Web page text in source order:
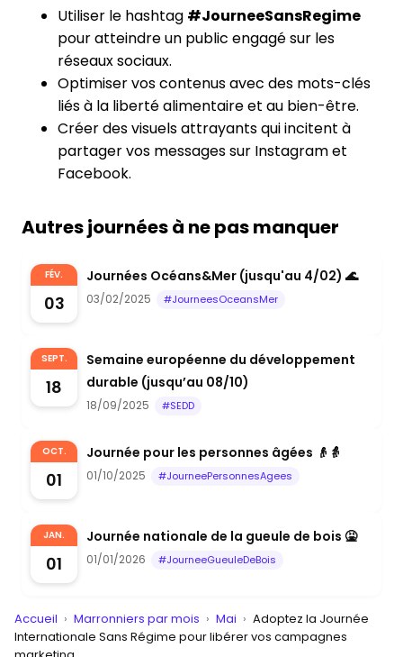
Utiliser le hashtag #JourneeSansRegime
pour atteindre un public engagé sur les
réseaux sociaux.
Optimiser vos contenus avec des mots-clés
liés à la liberté alimentaire et au bien-être.
Créer des visuels attrayants qui incitent à
partager vos messages sur Instagram et
Facebook.
Autres journées à ne pas manquer
FÉV.
03
Journées Océans&Mer (jusqu'au 4/02) 🌊
03/02/2025 #JourneesOceansMer
SEPT.
18
Semaine européenne du développement
durable (jusqu’au 08/10)
18/09/2025 #SEDD
OCT.
01
Journée pour les personnes âgées 👴👵
01/10/2025 #JourneePersonnesAgees
JAN.
01
Journée nationale de la gueule de bois 🤮
01/01/2026 #JourneeGueuleDeBois
Accueil › Marronniers par mois › Mai › Adoptez la Journée
Internationale Sans Régime pour libérer vos campagnes